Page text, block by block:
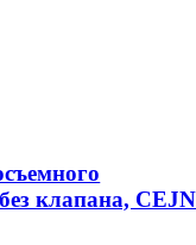
клапана, CEJN